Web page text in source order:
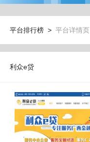
平台排行榜 > 平台详情页
利众e贷